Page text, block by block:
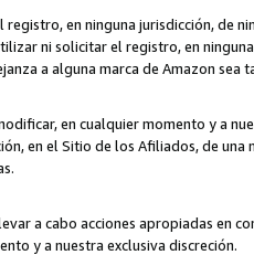
en ninguna jurisdicción, de
ni solicitar el registro, en
a alguna marca de Amazon
en cualquier momento y a
en el Sitio de los Afiliados, de
a cabo acciones apropiadas en
y a nuestra exclusiva discreción.